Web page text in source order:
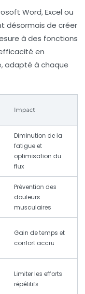
Word, Excel ou
désormais de créer
à des fonctions
en
adapté à chaque
Impact
Diminution de la
fatigue et
optimisation du
flux
Prévention des
douleurs
musculaires
Gain de temps et
confort accru
Limiter les efforts
répétitifs